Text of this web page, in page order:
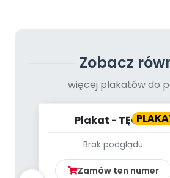
Zobacz
więcej plakatów do
Plakat - TĘCZA
Brak podglądu
Zamów ten numer